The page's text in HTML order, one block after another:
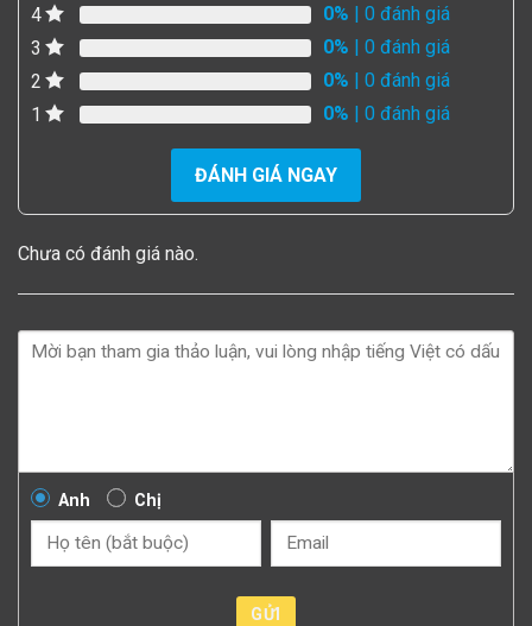
4
0% | 0 đánh giá
3
0% | 0 đánh giá
2
0% | 0 đánh giá
1
0% | 0 đánh giá
ĐÁNH GIÁ NGAY
Chưa có đánh giá nào.
Anh Chị
GỬI